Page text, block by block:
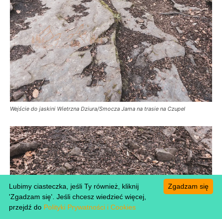
Wejście do jaskini Wietrzna Dziura/Smocza Jama na trasie na Czupel
Zgadzam się
Lubimy ciasteczka, jeśli Ty również, kliknij
'Zgadzam się'. Jeśli chcesz wiedzieć więcej,
przejdź do Polityki Prywatności i Cookies